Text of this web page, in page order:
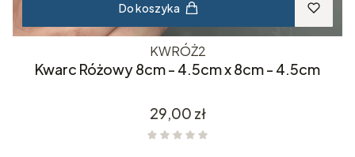
Do koszyka
KWRÓŻ2
Kwarc Różowy 8cm - 4.5cm x 8cm - 4.5cm
Cena
29,00 zł